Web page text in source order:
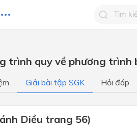
Tìm
trình quy về phương trình
Giải bài tập SGK Hỏi đáp
Diều trang 56)